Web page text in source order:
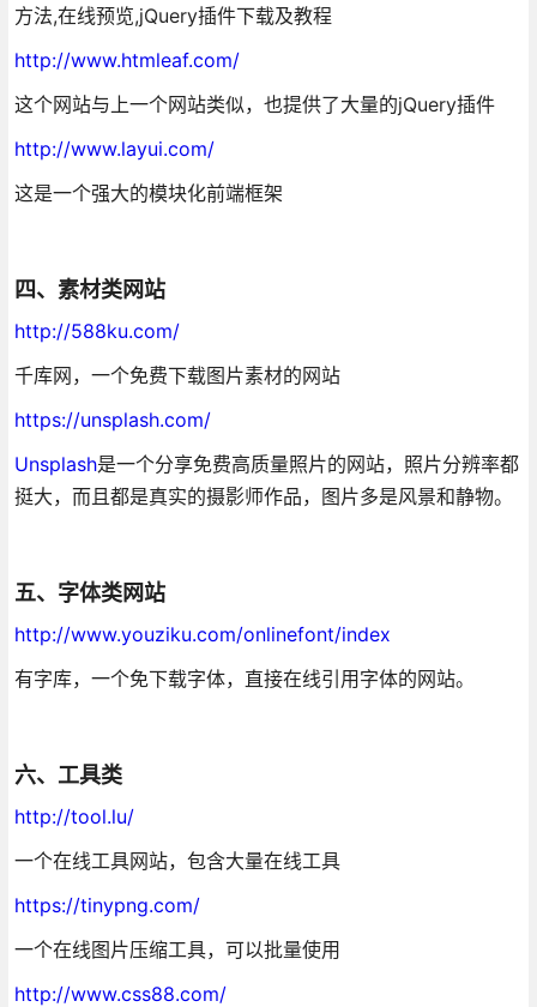
方法,在线预览,jQuery插件下载及教程
http://www.htmleaf.com/
这个网站与上一个网站类似，也提供了大量的jQuery插件
http://www.layui.com/
这是一个强大的模块化前端框架
四、素材类网站
http://588ku.com/
千库网，一个免费下载图片素材的网站
https://unsplash.com/
Unsplash是一个分享免费高质量照片的网站，照片分辨率都
挺大，而且都是真实的摄影师作品，图片多是风景和静物。
五、字体类网站
http://www.youziku.com/onlinefont/index
有字库，一个免下载字体，直接在线引用字体的网站。
六、工具类
http://tool.lu/
一个在线工具网站，包含大量在线工具
https://tinypng.com/
一个在线图片压缩工具，可以批量使用
http://www.css88.com/